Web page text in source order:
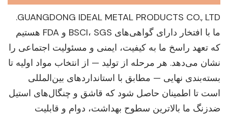
GUANGDONG IDEAL METAL PRODUCTS CO., LTD.
ما با افتخار دارای گواهی‌های BSCI، SGS و FDA هستیم
که تعهد راسخ ما به کیفیت، ایمنی و مسئولیت اجتماعی را
نشان می‌دهد. هر مرحله از تولید — از انتخاب مواد اولیه تا
بسته‌بندی نهایی — مطابق با استانداردهای بین‌المللی
است تا اطمینان حاصل شود که قاشق و چنگال‌های استیل
ضدزنگ ما بالاترین سطوح بهداشت، دوام و قابلیت